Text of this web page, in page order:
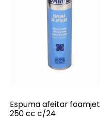
Espuma afeitar foamjet
250 cc c/24